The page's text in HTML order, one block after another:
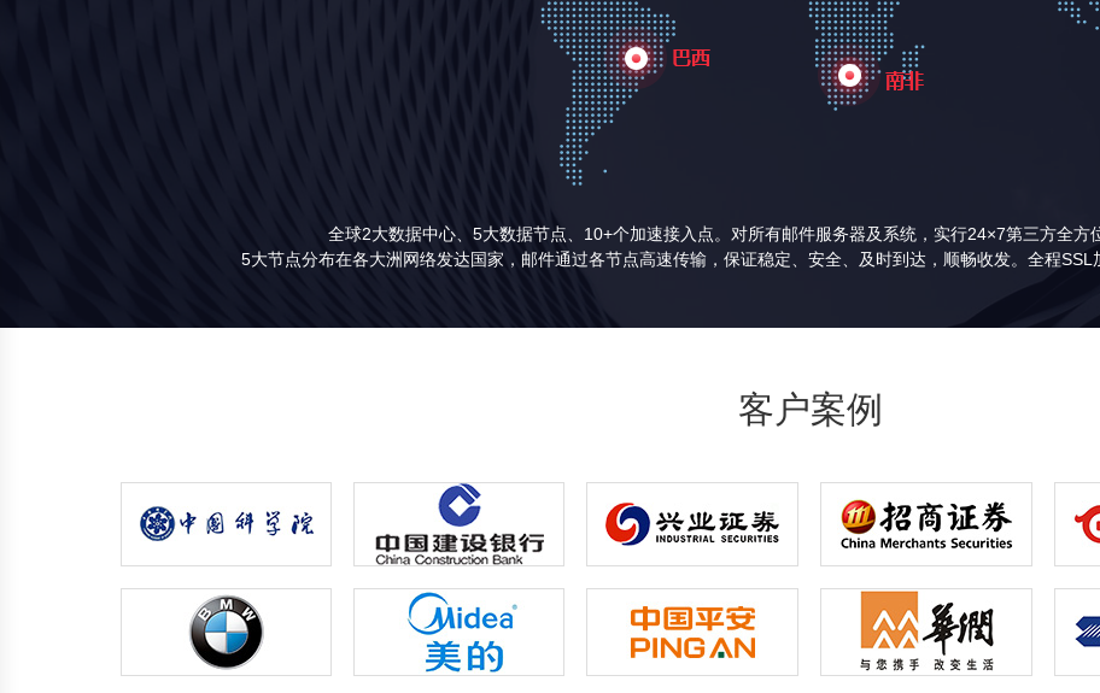
全球2大数据中心、5大数据节点、10+个加速接入点。对所有邮件服务器及系统，实行24×7第三方全方
5大节点分布在各大洲网络发达国家，邮件通过各节点高速传输，保证稳定、安全、及时到达，顺畅收发。全程SSL
客户案例